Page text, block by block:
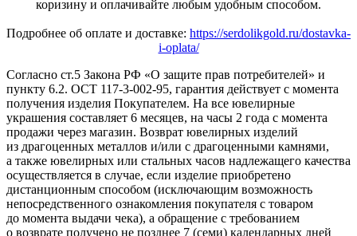
коризину и оплачивайте любым удобным способом.
Подробнее об оплате и доставке: https://serdolikgold.ru/dostavka-
i-oplata/
Согласно ст.5 Закона РФ «О защите прав потребителей» и
пункту 6.2. ОСТ 117-3-002-95, гарантия действует с момента
получения изделия Покупателем. На все ювелирные
украшения составляет 6 месяцев, на часы 2 года с момента
продажи через магазин. Возврат ювелирных изделий
из драгоценных металлов и/или с драгоценными камнями,
а также ювелирных или стальных часов надлежащего качества
осуществляется в случае, если изделие приобретено
дистанционным способом (исключающим возможность
непосредственного ознакомления покупателя с товаром
до момента выдачи чека), а обращение с требованием
о возврате получено не позднее 7 (семи) календарных дней